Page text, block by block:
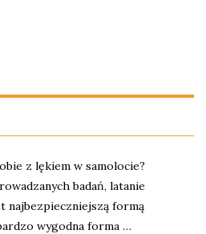
z lękiem w samolocie?
badań, latanie
najbezpieczniejszą formą
wygodna forma …